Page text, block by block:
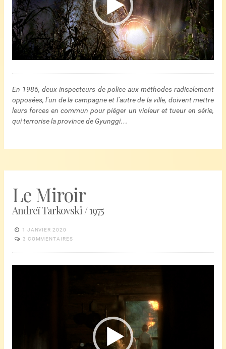
En 1986, deux inspecteurs de police aux méthodes radicalement
opposées, l’un de la campagne et l’autre de la ville, doivent mettre
leurs forces en commun pour piéger un violeur et tueur en série,
qui terrorise la province de Gyunggi…
Le Miroir
Andreï Tarkovski / 1975
1 JANVIER 2020
3 COMMENTAIRES